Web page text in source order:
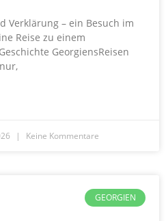
Verklärung – ein Besuch im
Reise zu einem
GeorgiensReisen
Keine Kommentare
GEORGIEN